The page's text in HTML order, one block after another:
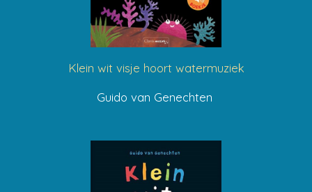
Klein wit visje hoort watermuziek
Guido van Genechten